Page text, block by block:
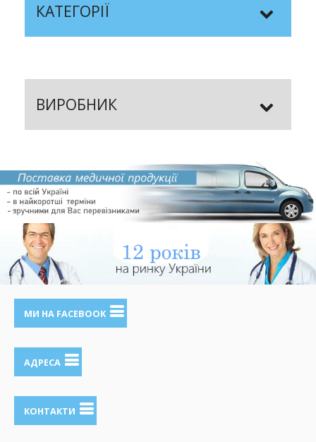
КАТЕГОРІЇ
ВИРОБНИК
МИ НА FACEBOOK
АДРЕСА
КОНТАКТИ